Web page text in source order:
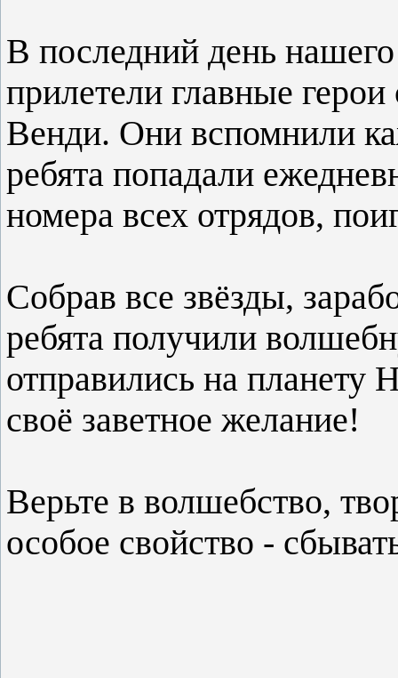
В последний день
прилетели главные
Венди. Они вспомнили
ребята попадали
номера всех отрядов,
Собрав все звёзды,
ребята получили
отправились на планету
своё заветное желание!
Верьте в волшебство,
особое свойство -